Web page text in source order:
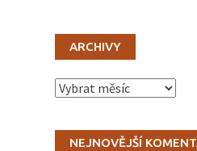
ARCHIVY
Archivy
NEJNOVĚJŠÍ